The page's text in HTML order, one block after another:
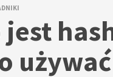
jest